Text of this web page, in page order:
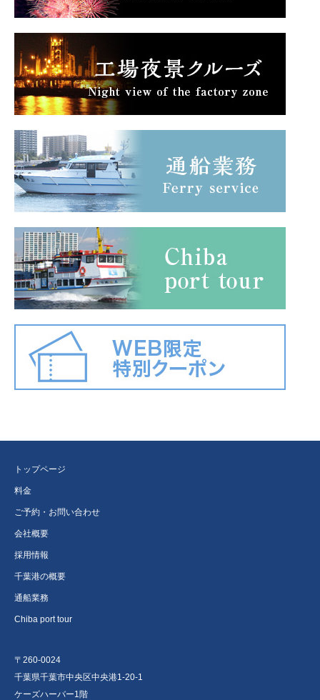
トップページ
料金
ご予約・お問い合わせ
会社概要
採用情報
千葉港の概要
通船業務
Chiba port tour
〒260-0024
千葉県千葉市中央区中央港1-20-1
ケーズハーバー1階